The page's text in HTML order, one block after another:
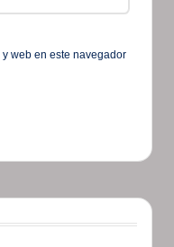
web en este navegador